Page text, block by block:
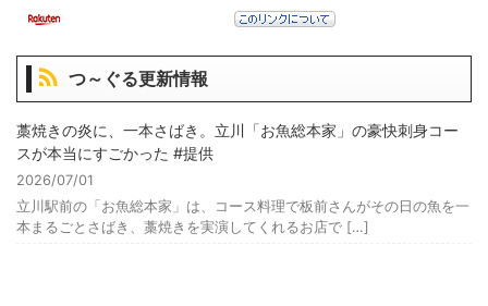
つ～ぐる更新情報
藁焼きの炎に、一本さばき。立川「お魚総本家」の豪快刺身コー
スが本当にすごかった #提供
2026/07/01
立川駅前の「お魚総本家」は、コース料理で板前さんがその日の魚を一
本まるごとさばき、藁焼きを実演してくれるお店で […]